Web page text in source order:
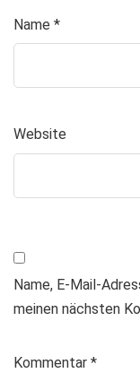
Name *
Website
Name, E-Mail-
meinen nächsten
Kommentar *